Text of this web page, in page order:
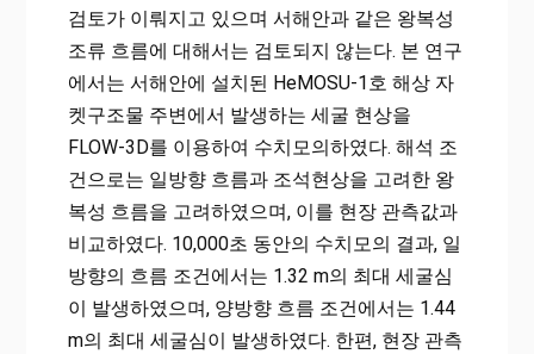
검토가 이뤄지고 있으며 서해안과 같은 왕복성
조류 흐름에 대해서는 검토되지 않는다. 본 연구
에서는 서해안에 설치된 HeMOSU-1호 해상 자
켓구조물 주변에서 발생하는 세굴 현상을
FLOW-3D를 이용하여 수치모의하였다. 해석 조
건으로는 일방향 흐름과 조석현상을 고려한 왕
복성 흐름을 고려하였으며, 이를 현장 관측값과
비교하였다. 10,000초 동안의 수치모의 결과, 일
방향의 흐름 조건에서는 1.32 m의 최대 세굴심
이 발생하였으며, 양방향 흐름 조건에서는 1.44
m의 최대 세굴심이 발생하였다. 한편, 현장 관측